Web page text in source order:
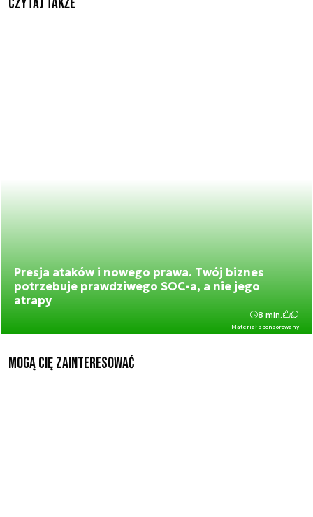
Czytaj także
Presja ataków i nowego prawa. Twój biznes
potrzebuje prawdziwego SOC-a, a nie jego
atrapy
Materiał sponsorowany
8 min.
Mogą Cię zainteresować